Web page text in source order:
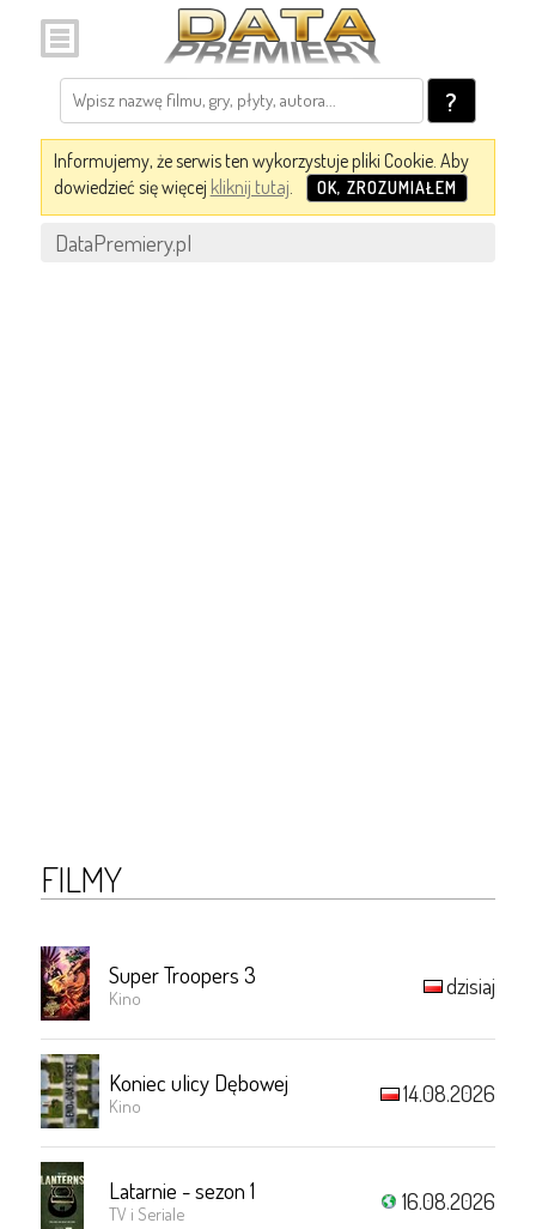
?
Informujemy, że serwis ten wykorzystuje pliki Cookie. Aby
dowiedzieć się więcej kliknij tutaj. OK, ZROZUMIAŁEM
DataPremiery.pl
FILMY
Super Troopers 3
Kino dzisiaj
Koniec ulicy Dębowej
Kino 14.08.2026
Latarnie - sezon 1
TV i Seriale 16.08.2026